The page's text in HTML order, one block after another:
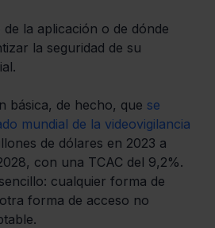
de la aplicación o de dónde
la seguridad de su
básica, de hecho, que se
mundial de la videovigilancia
de dólares en 2023 a
con una TCAC del 9,2%.
cualquier forma de
forma de acceso no